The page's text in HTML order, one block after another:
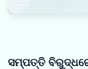
ସମ୍ପତ୍ତି